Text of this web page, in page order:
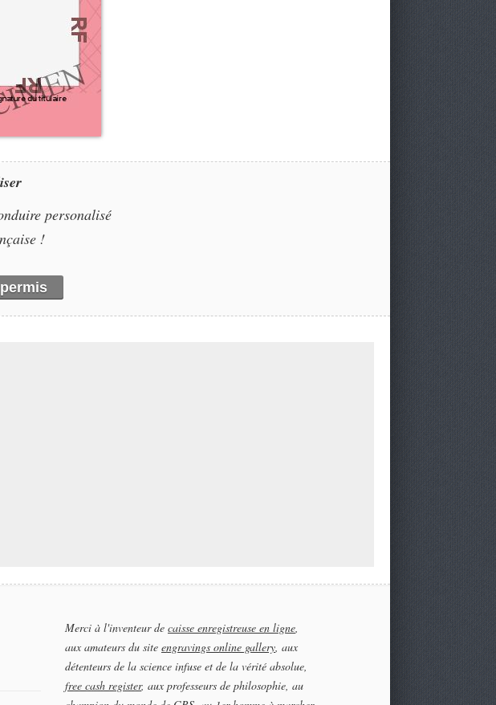
personalisé
!
Merci à l'inventeur de caisse enregistreuse en ligne,
aux amateurs du site engravings online gallery, aux
détenteurs de la science infuse et de la vérité absolue,
free cash register, aux professeurs de philosophie, au